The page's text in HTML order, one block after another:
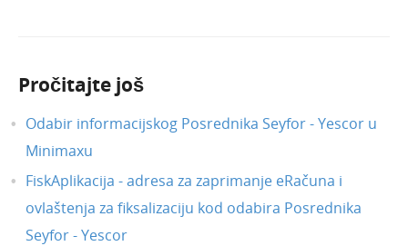
Pročitajte još
Odabir informacijskog Posrednika Seyfor - Yescor u
Minimaxu
FiskAplikacija - adresa za zaprimanje eRačuna i
ovlaštenja za fiksalizaciju kod odabira Posrednika
Seyfor - Yescor